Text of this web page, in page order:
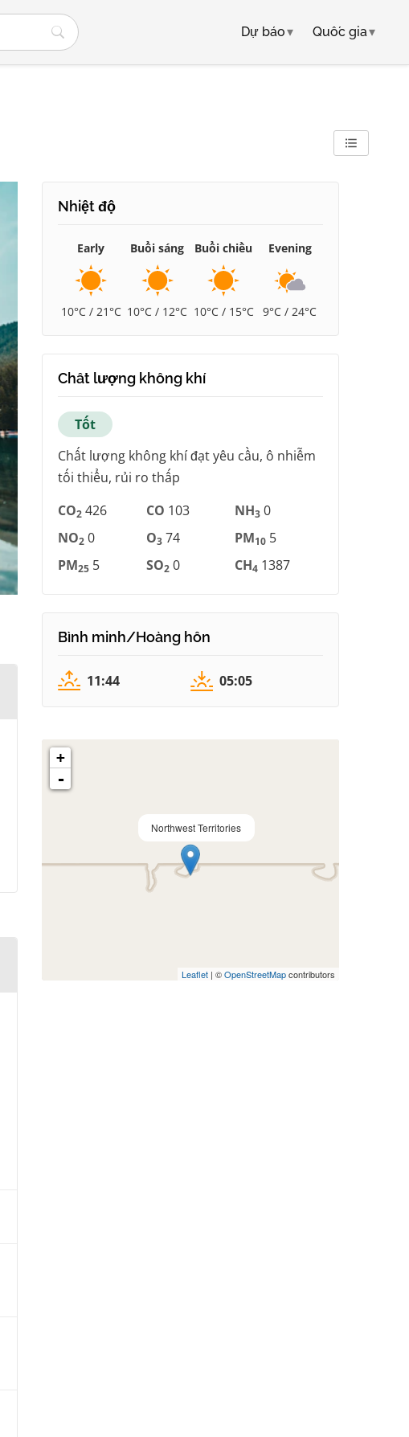
Dự báo▾ Quốc gia▾
Nhiệt độ
Early
10°C / 21°C
Buổi sáng
10°C / 12°C
Buổi chiều
10°C / 15°C
Evening
9°C / 24°C
Chất lượng không khí
Tốt
Chất lượng không khí đạt yêu cầu, ô nhiễm
tối thiểu, rủi ro thấp
CO2 426 CO 103 NH3 0
NO2 0 O3 74 PM10 5
PM25 5 SO2 0 CH4 1387
Bình minh/Hoàng hôn
11:44 05:05
Northwest Territories
+
-
Leaflet | ©OpenStreetMapcontributors